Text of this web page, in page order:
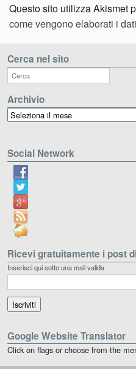
Questo sito utilizza Akismet
come vengono elaborati i
Cerca nel sito
Archivio
Archivio
Social Network
Ricevi gratuitamente i post
Inserisci qui sotto una mail valida
Google Website Translator
Click on flags or choose from the